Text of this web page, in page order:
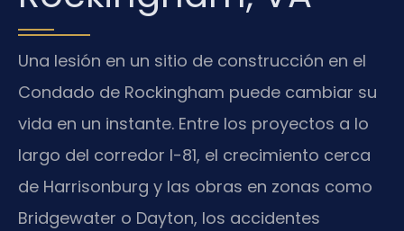
Una lesión en un sitio de construcción en el
Condado de Rockingham puede cambiar su
vida en un instante. Entre los proyectos a lo
largo del corredor I-81, el crecimiento cerca
de Harrisonburg y las obras en zonas como
Bridgewater o Dayton, los accidentes